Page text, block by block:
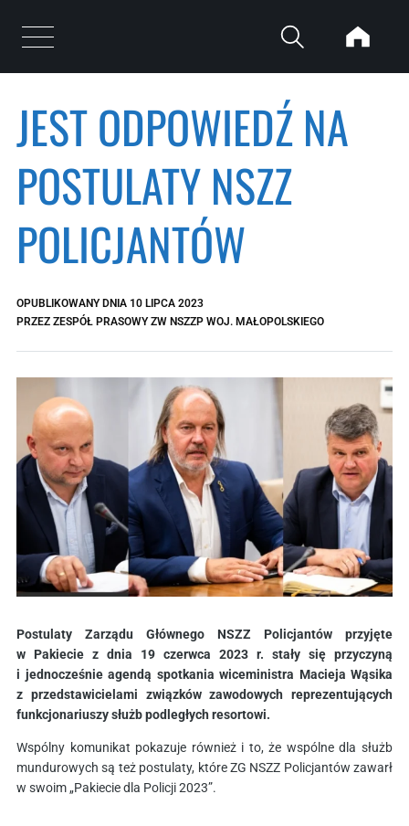
Otwórz menu
JEST ODPOWIEDŹ NA
POSTULATY NSZZ
POLICJANTÓW
OPUBLIKOWANY DNIA 10 LIPCA 2023
PRZEZ ZESPÓŁ PRASOWY ZW NSZZP WOJ. MAŁOPOLSKIEGO
Postulaty Zarządu Głównego NSZZ Policjantów przyjęte
w Pakiecie z dnia 19 czerwca 2023 r. stały się przyczyną
i jednocześnie agendą spotkania wiceministra Macieja Wąsika
z przedstawicielami związków zawodowych reprezentujących
funkcjonariuszy służb podległych resortowi.
Wspólny komunikat pokazuje również i to, że wspólne dla służb
mundurowych są też postulaty, które ZG NSZZ Policjantów zawarł
w swoim „Pakiecie dla Policji 2023”.